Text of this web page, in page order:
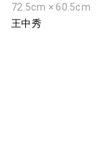
72.5cm × 60.5cm
王中秀